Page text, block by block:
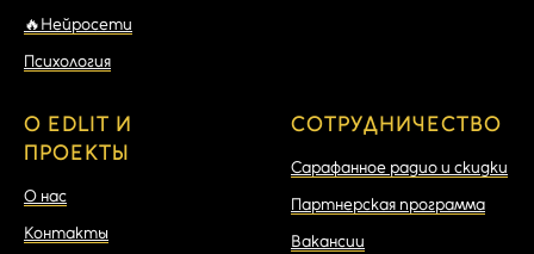
🔥Нейросети
Психология
О EDLIT И
ПРОЕКТЫ
О нас
Контакты
СОТРУДНИЧЕСТВО
Сарафанное радио и скидки
Партнерская программа
Вакансии